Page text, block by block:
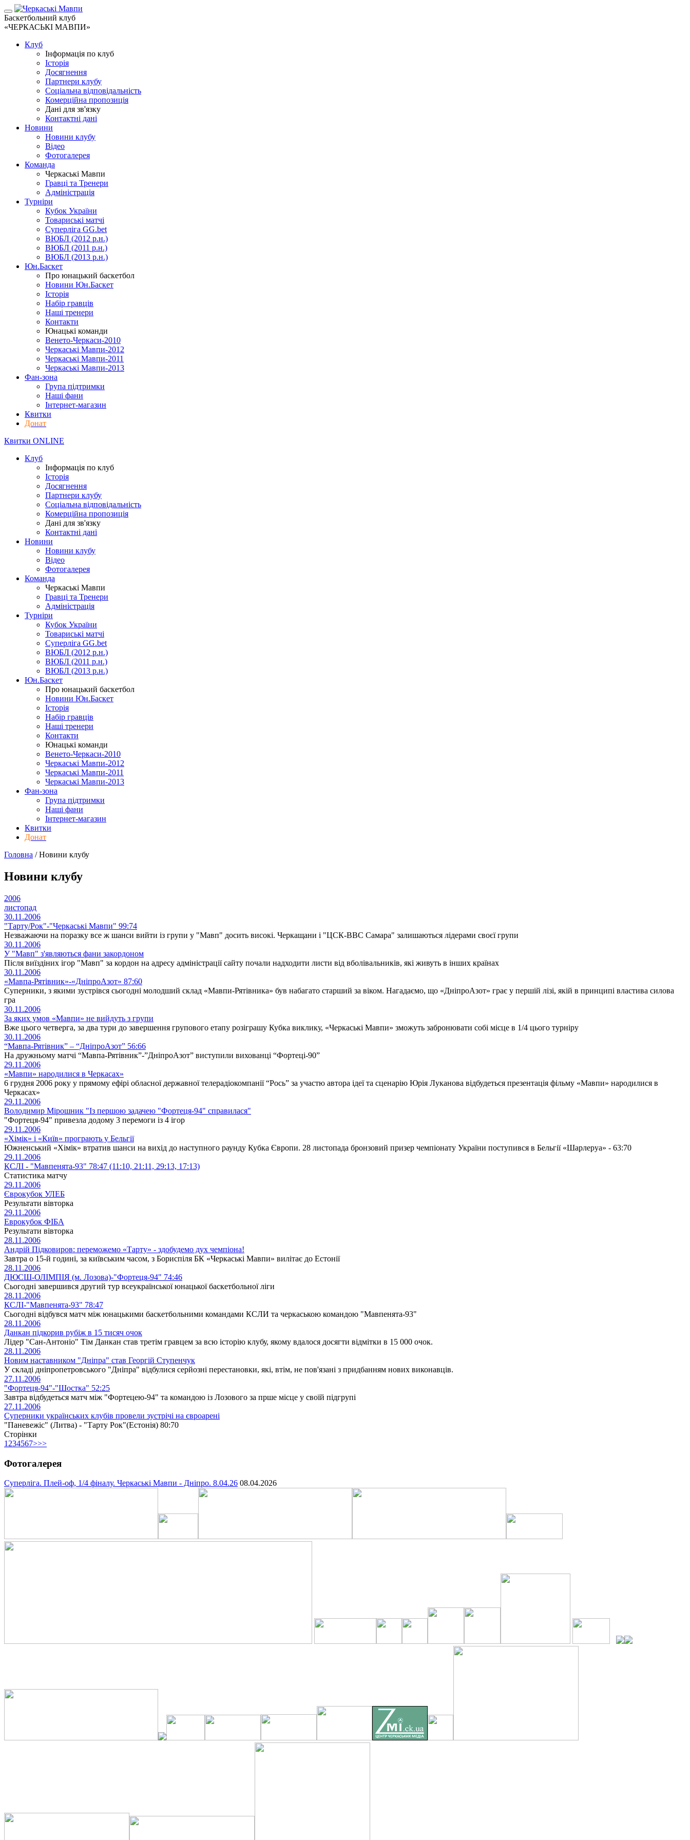
Баскетбольний клуб
«ЧЕРКАСЬКІ МАВПИ»
Клуб
Інформація по клуб
Історія
Досягнення
Партнери клубу
Соціальна відповідальність
Комерційна пропозиція
Дані для зв'язку
Контактні дані
Новини
Новини клубу
Відео
Фотогалерея
Команда
Черкаські Мавпи
Гравці та Тренери
Адміністрація
Турніри
Кубок України
Товариські матчі
Суперліга GG.bet
ВЮБЛ (2012 р.н.)
ВЮБЛ (2011 р.н.)
ВЮБЛ (2013 р.н.)
Юн.Баскет
Про юнацький баскетбол
Новини Юн.Баскет
Історія
Набір гравців
Наші тренери
Контакти
Юнацькі команди
Венето-Черкаси-2010
Черкаські Мавпи-2012
Черкаські Мавпи-2011
Черкаські Мавпи-2013
Фан-зона
Група підтримки
Наші фани
Інтернет-магазин
Квитки
Донат
Квитки ONLINE
Клуб
Інформація по клуб
Історія
Досягнення
Партнери клубу
Соціальна відповідальність
Комерційна пропозиція
Дані для зв'язку
Контактні дані
Новини
Новини клубу
Відео
Фотогалерея
Команда
Черкаські Мавпи
Гравці та Тренери
Адміністрація
Турніри
Кубок України
Товариські матчі
Суперліга GG.bet
ВЮБЛ (2012 р.н.)
ВЮБЛ (2011 р.н.)
ВЮБЛ (2013 р.н.)
Юн.Баскет
Про юнацький баскетбол
Новини Юн.Баскет
Історія
Набір гравців
Наші тренери
Контакти
Юнацькі команди
Венето-Черкаси-2010
Черкаські Мавпи-2012
Черкаські Мавпи-2011
Черкаські Мавпи-2013
Фан-зона
Група підтримки
Наші фани
Інтернет-магазин
Квитки
Донат
Головна /Новини клубу
Новини клубу
2006
листопад
30.11.2006
"Тарту/Рок"-"Черкаські Мавпи" 99:74
Незважаючи на поразку все ж шанси вийти із групи у "Мавп" досить високі. Черкащани і "ЦСК-ВВС Самара" залишаються лідерами своєї групи
30.11.2006
У "Мавп" з'являються фани закордоном
Після виїздіних ігор "Мавп" за кордон на адресу адміністрації сайту почали надходити листи від вболівальників, які живуть в інших країнах
30.11.2006
«Мавпа-Рятівник»-«ДніпроАзот» 87:60
Суперники, з якими зустрівся сьогодні молодший склад «Мавпи-Рятівника» був набагато старший за віком. Нагадаємо, що «ДніпроАзот» грає у першій лізі, якій в принципі властива силова
гра
30.11.2006
За яких умов «Мавпи» не вийдуть з групи
Вже цього четверга, за два тури до завершення групового етапу розіграшу Кубка виклику, «Черкаські Мавпи» зможуть забронювати собі місце в 1/4 цього турніру
30.11.2006
“Мавпа-Рятівник” – “ДніпроАзот” 56:66
На дружньому матчі “Мавпа-Рятівник”-”ДніпроАзот” виступили вихованці “Фортеці-90”
29.11.2006
«Мавпи» народилися в Черкасах»
6 грудня 2006 року у прямому ефірі обласної державної телерадіокомпанії “Рось” за участю автора ідеї та сценарію Юрія Луканова відбудеться презентація фільму «Мавпи» народилися в
Черкасах»
29.11.2006
Володимир Мірошник "Із першою задачею "Фортеця-94" справилася"
"Фортеця-94" привезла додому 3 перемоги із 4 ігор
29.11.2006
«Хімік» і «Київ» програють у Бельгії
Южненський «Хімік» втратив шанси на вихід до наступного раунду Кубка Європи. 28 листопада бронзовий призер чемпіонату України поступився в Бельгії «Шарлеруа» - 63:70
29.11.2006
КСЛІ - "Мавпенята-93" 78:47 (11:10, 21:11, 29:13, 17:13)
Статистика матчу
29.11.2006
Єврокубок УЛЕБ
Результати вівторка
29.11.2006
Еврокубок ФІБА
Результати вівторка
28.11.2006
Андрій Підковиров: переможемо «Тарту» - здобудемо дух чемпіона!
Завтра о 15-й годині, за київським часом, з Бориспіля БК «Черкаські Мавпи» вилітає до Естонії
28.11.2006
ДЮСШ-ОЛІМПІЯ (м. Лозова)-"Фортеця-94" 74:46
Сьогодні завершився другий тур всеукраїнської юнацької баскетбольної ліги
28.11.2006
КСЛІ-"Мавпенята-93" 78:47
Сьогодні відбувся матч між юнацькими баскетбольними командами КСЛИ та черкаською командою "Мавпенята-93"
28.11.2006
Данкан підкорив рубіж в 15 тисяч очок
Лідер "Сан-Антоніо" Тім Данкан став третім гравцем за всю історію клубу, якому вдалося досягти відмітки в 15 000 очок.
28.11.2006
Новим наставником "Дніпра" став Георгій Ступенчук
У складі дніпропетровського "Дніпра" відбулися серйозні перестановки, які, втім, не пов'язані з придбанням нових виконавців.
27.11.2006
"Фортеця-94"-"Шостка" 52:25
Завтра відбудеться матч між "Фортецею-94" та командою із Лозового за прше місце у своїй підгрупі
27.11.2006
Суперники українських клубів провели зустрічі на євроарені
"Паневежіс" (Литва) - "Тарту Рок"(Естонія) 80:70
Сторінки
1 234567>>>
Фотогалерея
Суперліга. Плей-оф, 1/4 фіналу. Черкаські Мавпи - Дніпро. 8.04.26 08.04.2026